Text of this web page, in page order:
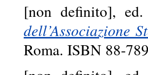
[non definito],
dell’Associazione
Roma. ISBN 88-